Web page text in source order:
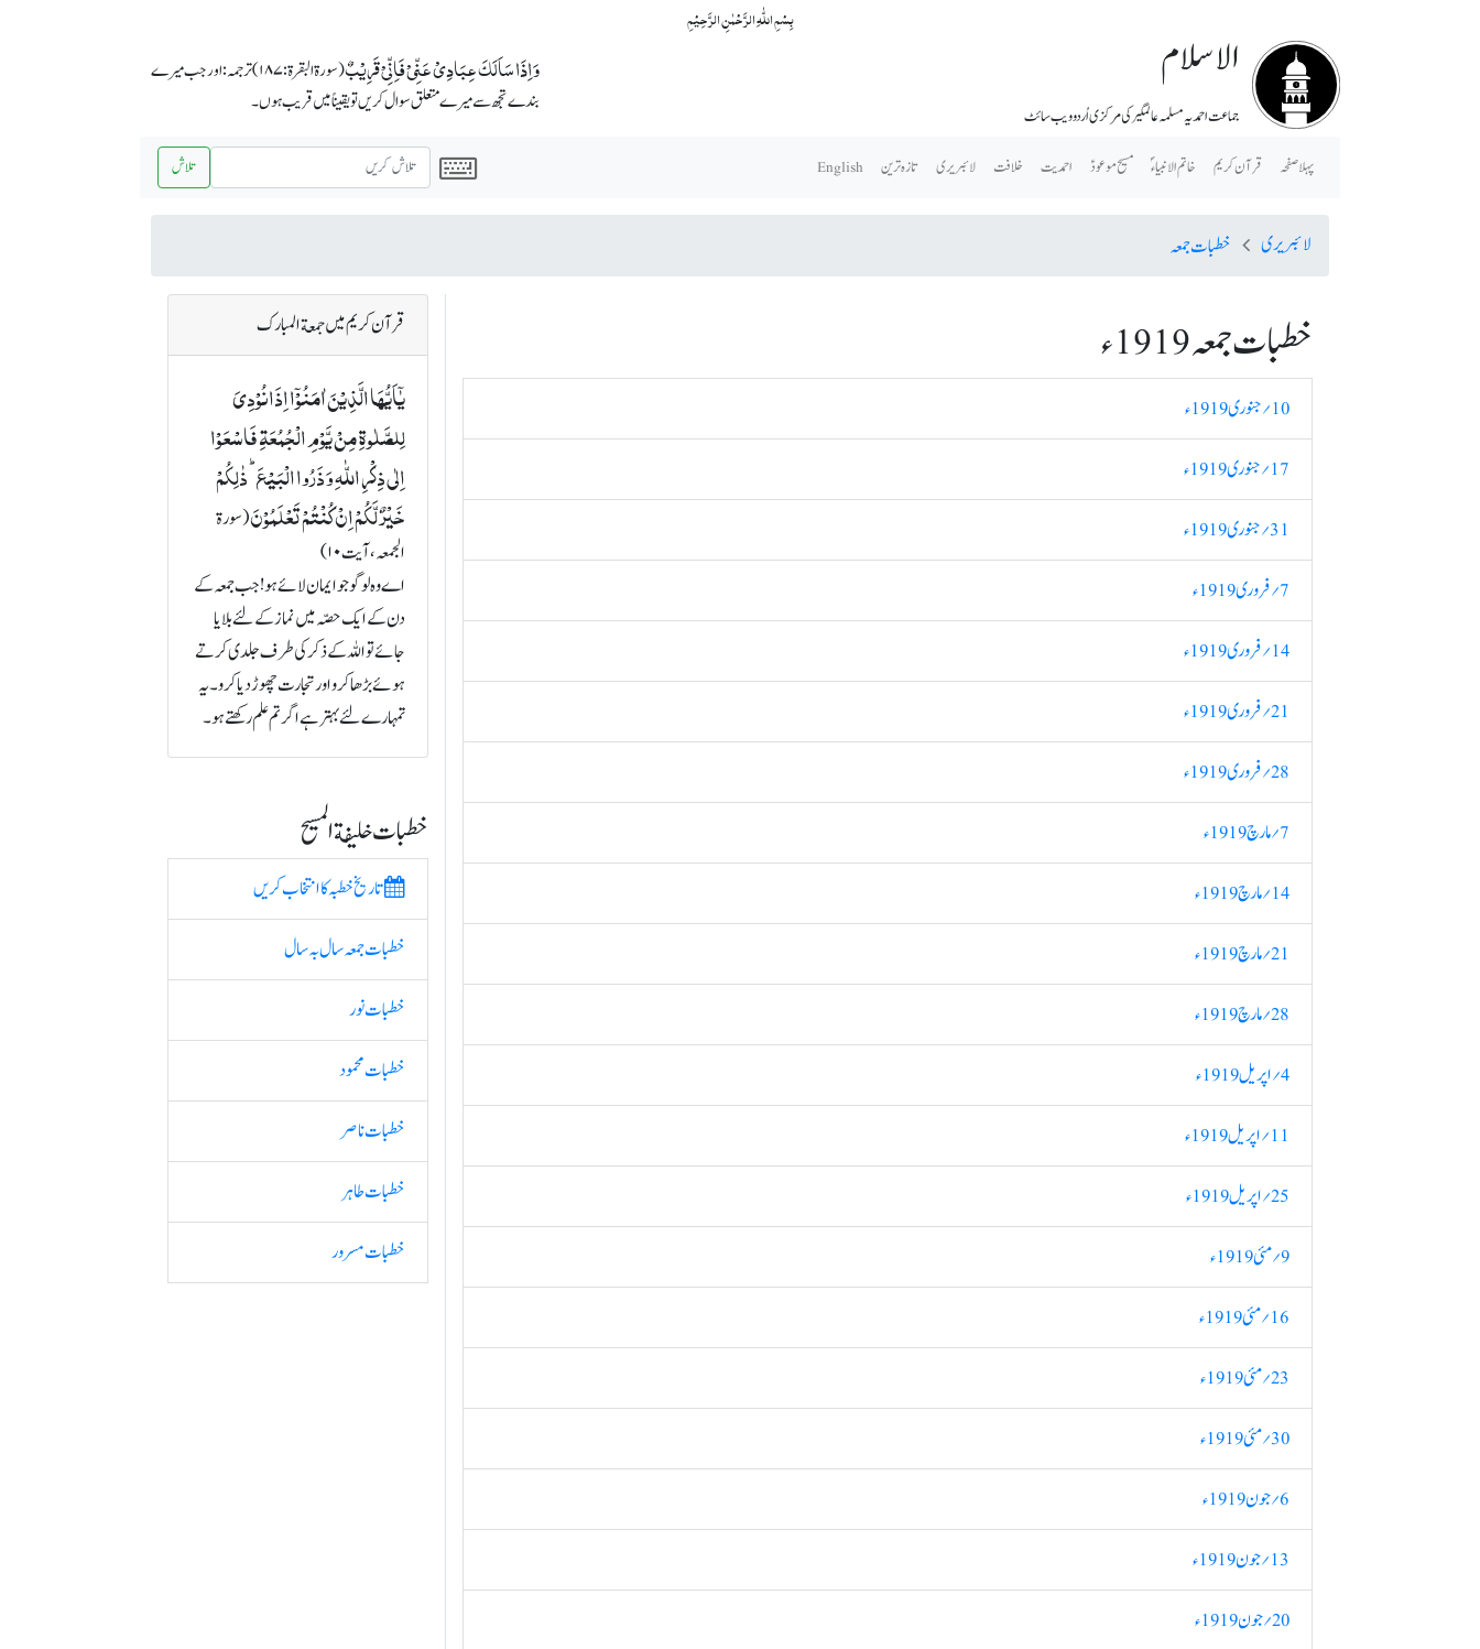
بِسۡمِ اللّٰہِ الرَّحۡمٰنِ الرَّحِیۡمِ
الاسلام
جماعت احمدیہ مسلمہ عالمگیر کی مرکزی اُردو ویب سائٹ
وَ اِذَا سَاَلَکَ عِبَادِیۡ عَنِّیۡ فَاِنِّیۡ قَرِیۡبٌ
(سورة البقرة :۱۸۷) ترجمہ: اور جب میرے
بندے تجھ سے میرے متعلق سوال کریں تو یقیناً میں قریب ہوں۔
پہلا صفحہ قرآن کریم خاتم الانبیاء ؐ مسیح موعودؑ احمدیت خلافت لائبریری تازہ ترین English تلاش
لائبریری خطبات جمعہ
خطبات جمعہ 1919ء
10؍ جنوری 1919ء
17؍ جنوری 1919ء
31؍ جنوری 1919ء
7؍ فروری 1919ء
14؍ فروری 1919ء
21؍ فروری 1919ء
28؍ فروری 1919ء
7؍ مارچ 1919ء
14؍ مارچ 1919ء
21؍ مارچ 1919ء
28؍ مارچ 1919ء
4؍ اپریل 1919ء
11؍ اپریل 1919ء
25؍ اپریل 1919ء
9؍ مئی 1919ء
16؍ مئی 1919ء
23؍ مئی 1919ء
30؍ مئی 1919ء
6؍ جون 1919ء
13؍ جون 1919ء
20؍ جون 1919ء
قرآن کریم میں جمعة المبارک
یٰۤاَیُّہَا الَّذِیۡنَ اٰمَنُوۡۤا اِذَا نُوۡدِیَ
لِلصَّلٰوۃِ مِنۡ یَّوۡمِ الۡجُمُعَۃِ فَاسۡعَوۡا
اِلٰی ذِکۡرِ اللّٰہِ وَ ذَرُوا الۡبَیۡعَ ؕ ذٰلِکُمۡ
خَیۡرٌ لَّکُمۡ اِنۡ کُنۡتُمۡ تَعۡلَمُوۡنَ(سورة
الجمعہ، آیت ۱۰)
اے وہ لوگو جو ایمان لائے ہو! جب جمعہ کے
دن کے ایک حصّہ میں نماز کے لئے بلایا
جائے تو اللہ کے ذکر کی طرف جلدی کرتے
ہوئے بڑھا کرو اور تجارت چھوڑ دیا کرو۔ یہ
تمہارے لئے بہتر ہے اگر تم علم رکھتے ہو۔
خطبات خلیفة المسیح
تاریخ خطبہ کا انتخاب کریں
خطبات جمعہ سال بہ سال
خطبات نور
خطبات محمود
خطبات ناصر
خطبات طاہر
خطبات مسرور